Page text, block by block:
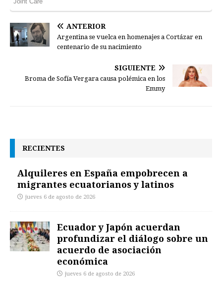
ANTERIOR
Argentina se vuelca en homenajes a Cortázar en
centenario de su nacimiento
SIGUIENTE
Broma de Sofía Vergara causa polémica en los
Emmy
RECIENTES
Alquileres en España empobrecen a
migrantes ecuatorianos y latinos
jueves 6 de agosto de 2026
Ecuador y Japón acuerdan
profundizar el diálogo sobre un
acuerdo de asociación
económica
jueves 6 de agosto de 2026